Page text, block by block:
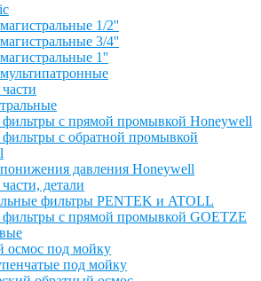
1/2''
3/4''
1''
фильтры с прямой промывкой Honeywell
с обратной промывкой
давления Honeywell
детали
фильтры PENTEK и ATOLL
фильтры с прямой промывкой GOETZE
осмос под мойку
под мойку